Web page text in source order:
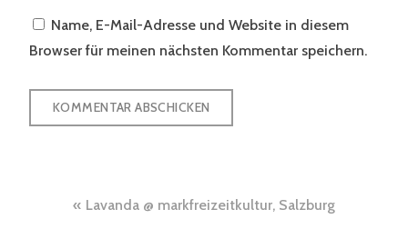
Name, E-Mail-Adresse und Website in diesem
Browser für meinen nächsten Kommentar speichern.
Beitragsnavigation
Lavanda @ markfreizeitkultur, Salzburg